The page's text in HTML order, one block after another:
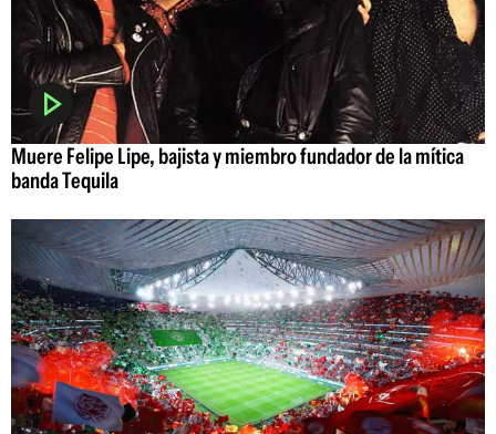
Muere Felipe Lipe, bajista y miembro fundador de la mítica
banda Tequila